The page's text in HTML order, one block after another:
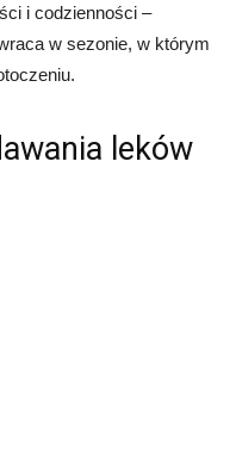
i codzienności –
w sezonie, w którym
leków